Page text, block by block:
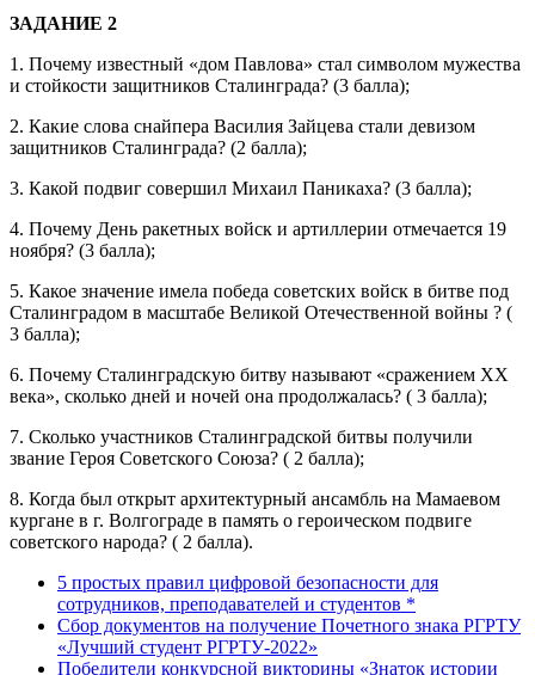
ЗАДАНИЕ 2
1. Почему известный «дом Павлова» стал символом мужества
и стойкости защитников Сталинграда? (3 балла);
2. Какие слова снайпера Василия Зайцева стали девизом
защитников Сталинграда? (2 балла);
3. Какой подвиг совершил Михаил Паникаха? (3 балла);
4. Почему День ракетных войск и артиллерии отмечается 19
ноября? (3 балла);
5. Какое значение имела победа советских войск в битве под
Сталинградом в масштабе Великой Отечественной войны ? (
3 балла);
6. Почему Сталинградскую битву называют «сражением ХХ
века», сколько дней и ночей она продолжалась? ( 3 балла);
7. Сколько участников Сталинградской битвы получили
звание Героя Советского Союза? ( 2 балла);
8. Когда был открыт архитектурный ансамбль на Мамаевом
кургане в г. Волгограде в память о героическом подвиге
советского народа? ( 2 балла).
5 простых правил цифровой безопасности для
сотрудников, преподавателей и студентов *
Сбор документов на получение Почетного знака РГРТУ
«Лучший студент РГРТУ-2022»
Победители конкурсной викторины «Знаток истории